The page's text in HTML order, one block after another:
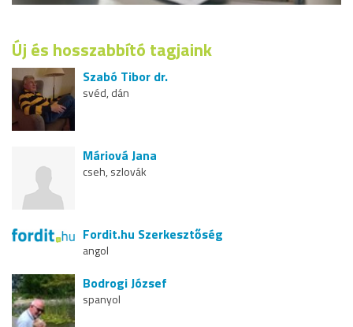
Új és hosszabbító tagjaink
Szabó Tibor dr.
svéd, dán
Máriová Jana
cseh, szlovák
Fordit.hu Szerkesztőség
angol
Bodrogi József
spanyol